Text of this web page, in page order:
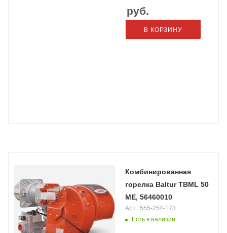
руб.
В КОРЗИНУ
Комбинированная
горелка Baltur TBML 50
ME, 56460010
Есть в наличии
Арт.: 555-254-173